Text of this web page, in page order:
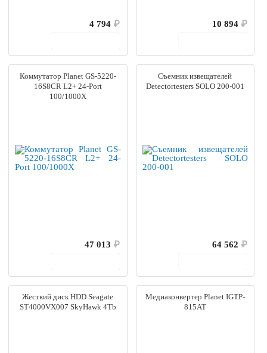
4 794 ₽
10 894 ₽
Коммутатор Planet GS-5220-
16S8CR L2+ 24-Port
100/1000X
47 013 ₽
Съемник извещателей
Detectortesters SOLO 200-001
64 562 ₽
Жесткий диск HDD Seagate
ST4000VX007 SkyHawk 4Tb
Медиаконвертер Planet IGTP-
815AT